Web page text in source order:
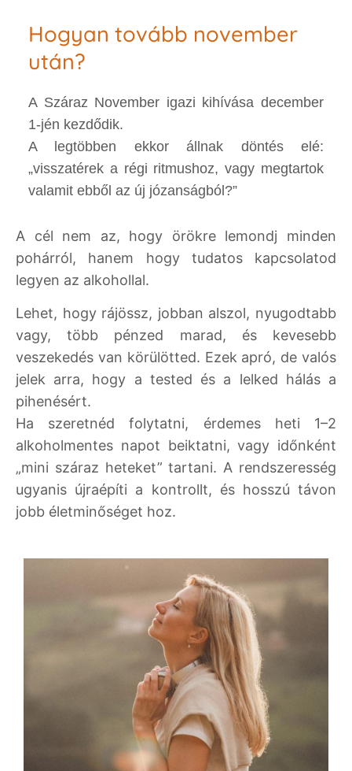
Hogyan tovább november
után?
A Száraz November igazi kihívása december
1-jén kezdődik.
A legtöbben ekkor állnak döntés elé:
„visszatérek a régi ritmushoz, vagy megtartok
valamit ebből az új józanságból?”
A cél nem az, hogy örökre lemondj minden
pohárról, hanem hogy tudatos kapcsolatod
legyen az alkohollal.
Lehet, hogy rájössz, jobban alszol, nyugodtabb
vagy, több pénzed marad, és kevesebb
veszekedés van körülötted. Ezek apró, de valós
jelek arra, hogy a tested és a lelked hálás a
pihenésért.
Ha szeretnéd folytatni, érdemes heti 1–2
alkoholmentes napot beiktatni, vagy időnként
„mini száraz heteket” tartani. A rendszeresség
ugyanis újraépíti a kontrollt, és hosszú távon
jobb életminőséget hoz.